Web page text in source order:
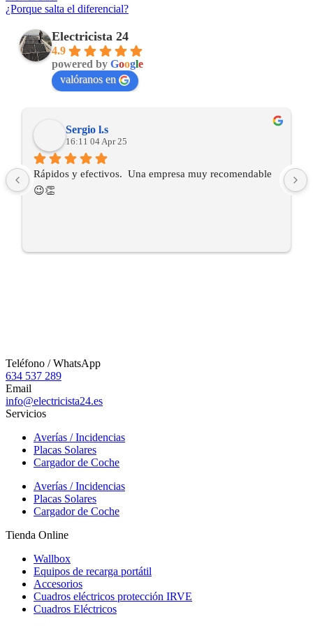
¿Porque salta el diferencial?
Electricista 24
4.9
powered by Google
valóranos en
Sergio l.s
16:11 04 Apr 25
Rápidos y efectivos.  Una empresa muy recomendable
😉👏
Teléfono / WhatsApp
634 537 289
Email
info@electricista24.es
Servicios
Averías / Incidencias
Placas Solares
Cargador de Coche
Averías / Incidencias
Placas Solares
Cargador de Coche
Tienda Online
Wallbox
Equipos de recarga portátil
Accesorios
Cuadros eléctricos protección IRVE
Cuadros Eléctricos